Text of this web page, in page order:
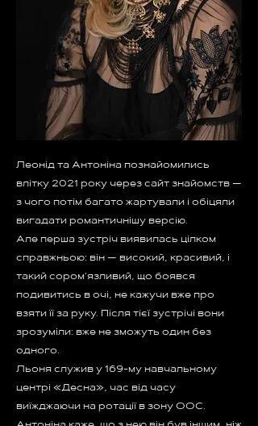
Леонід та Антоніна познайомились
влітку 2021 року через сайт знайомств —
з чого потім багато жартували і обіцяли
вигадати романтичнішу версію.
Але перша зустріч виявилась цілком
справжньою: він — високий, красивий, і
такий сором'язливий, що боявся
подивитись в очі, не кажучи вже про
взяти її за руку. Після тієї зустрічі вони
зрозуміли: вже не зможуть один без
одного.
Льоня служив у 169-му навчальному
центрі «Десна», час від часу
виїжджаючи на ротації в зону ООС.